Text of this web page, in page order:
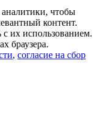
чтобы
контент.
их использованием.
браузера.
, согласие на сбор